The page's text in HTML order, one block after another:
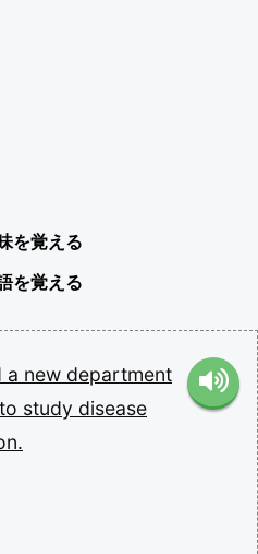
を覚える
を覚える
a new department
to study disease